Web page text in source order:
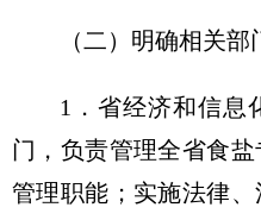
（二）明确相关部
1．省经济和信息
门，负责管理全省食
管理职能；实施法律